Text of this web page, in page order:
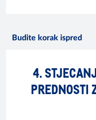
Budite korak ispred
4.
PREDNOSTI